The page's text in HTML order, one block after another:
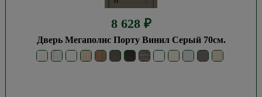
8 628 ₽
Дверь Мегаполис Порту Винил Серый 70см.